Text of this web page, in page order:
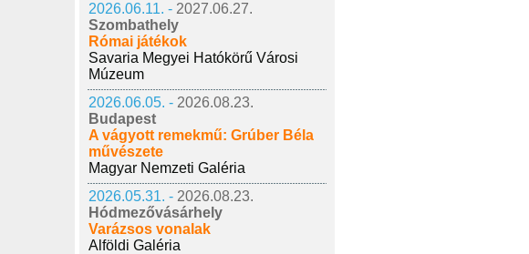
2026.06.11. - 2027.06.27.
Szombathely
Római játékok
Savaria Megyei Hatókörű Városi
Múzeum
2026.06.05. - 2026.08.23.
Budapest
A vágyott remekmű: Grúber Béla
művészete
Magyar Nemzeti Galéria
2026.05.31. - 2026.08.23.
Hódmezővásárhely
Varázsos vonalak
Alföldi Galéria